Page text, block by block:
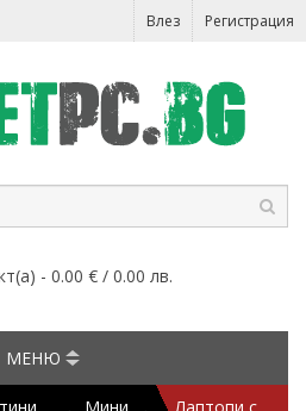
Влез Регистрация
- 0.00 € / 0.00 лв.
МЕНЮ